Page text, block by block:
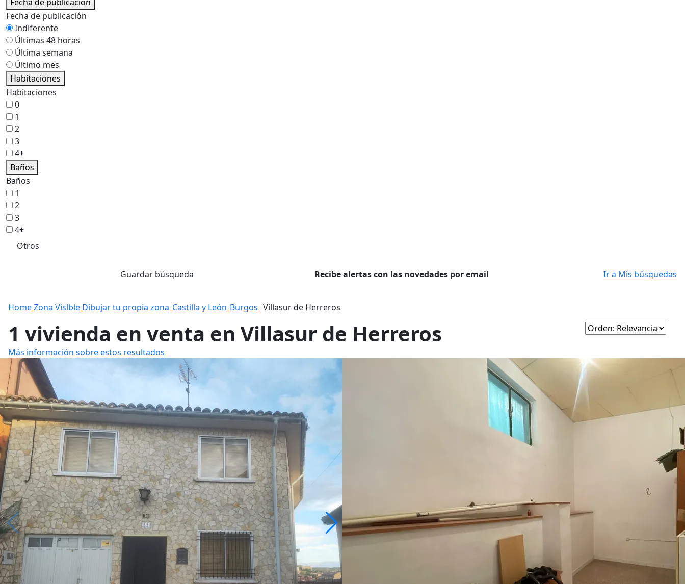
Fecha de publicación
Indiferente
Últimas 48 horas
Última semana
Último mes
Habitaciones
Habitaciones
0
1
2
3
4+
Baños
Baños
1
2
3
4+
Otros
Guardar búsqueda Recibe alertas con las novedades por email Ir a Mis búsquedas
HomeZona Vislble Dibujar tu propia zona Castilla y León Burgos Villasur de Herreros
1 vivienda en venta en Villasur de Herreros
Más información sobre estos resultados